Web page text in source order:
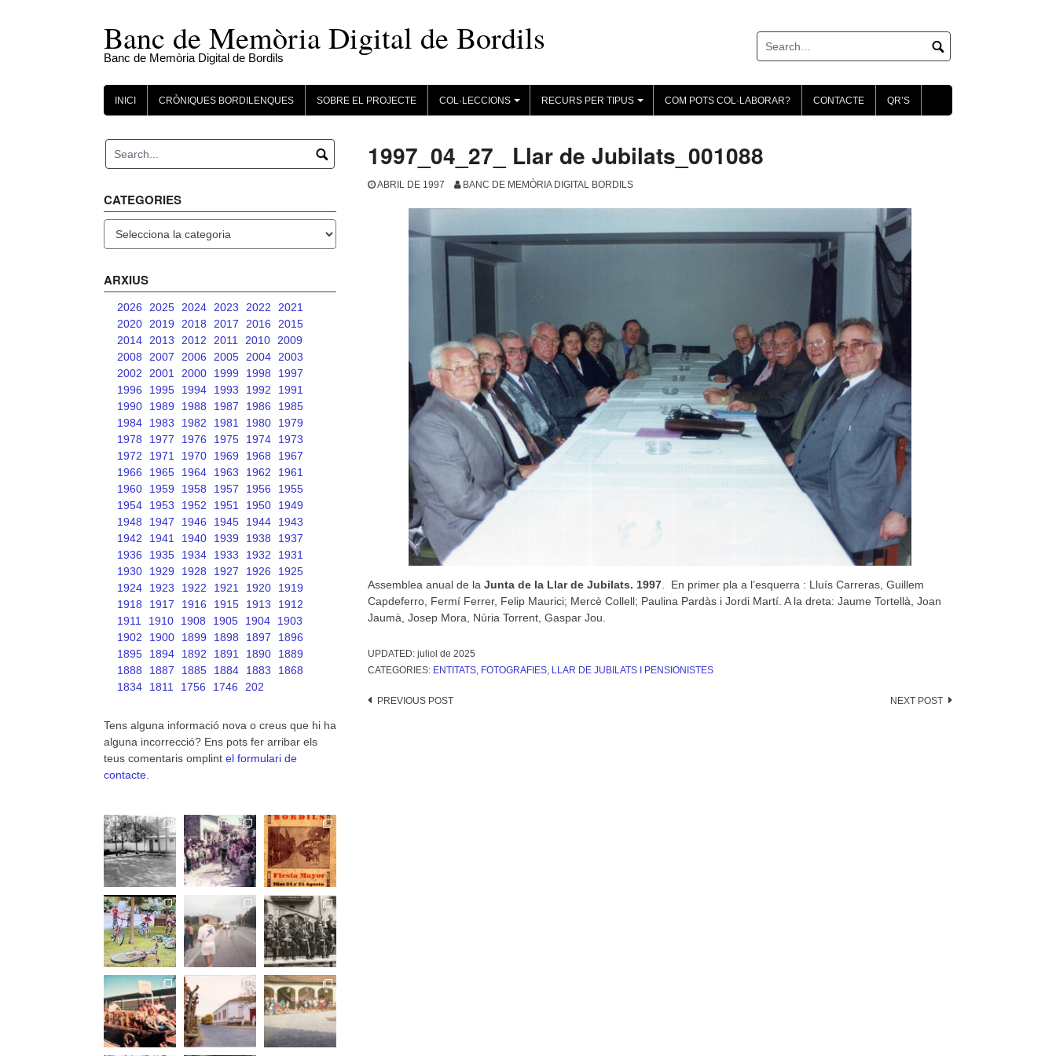
Banc de Memòria Digital de Bordils
Banc de Memòria Digital de Bordils
INICI CRÒNIQUES BORDILENQUES SOBRE EL PROJECTE
+
COL·LECCIONS
+
RECURS PER TIPUS COM POTS COL·LABORAR? CONTACTE QR’S
1997_04_27_ Llar de Jubilats_001088
ABRIL DE 1997 BANC DE MEMÒRIA DIGITAL BORDILS
Assemblea anual de la Junta de la Llar de Jubilats. 1997. En primer pla a l’esquerra : Lluís Carreras, Guillem
Capdeferro, Fermí Ferrer, Felip Maurici; Mercè Collell; Paulina Pardàs i Jordi Martí. A la dreta: Jaume Tortellà, Joan
Jaumà, Josep Mora, Núria Torrent, Gaspar Jou.
UPDATED: juliol de 2025
CATEGORIES: ENTITATS, FOTOGRAFIES, LLAR DE JUBILATS I PENSIONISTES
Post
PREVIOUS POST NEXT POST
CATEGORIES
ARXIUS
2026 2025 2024 2023 2022
2021
2020
2019 2018 2017 2016
2015
2014
2013 2012 2011 2010
2009
2008
2007 2006 2005 2004
2003
2002
2001 2000 1999 1998
1997
1996
1995 1994 1993 1992
1991
1990
1989 1988 1987 1986
1985
1984
1983 1982 1981 1980
1979
1978
1977 1976 1975 1974
1973
1972
1971 1970 1969 1968
1967
1966
1965 1964 1963 1962
1961
1960
1959 1958 1957 1956
1955
1954
1953 1952 1951 1950
1949
1948
1947 1946 1945 1944
1943
1942
1941 1940 1939 1938
1937
1936
1935 1934 1933 1932
1931
1930
1929 1928 1927 1926
1925
1924
1923 1922 1921 1920
1919
1918
1917 1916 1915 1913
1912
1911
1910 1908 1905 1904
1903
1902
1900 1899 1898 1897
1896
1895
1894 1892 1891 1890
1889
1888
1887 1885 1884 1883
1868
1834
1811 1756 1746 202
Tens alguna informació nova o creus que hi ha
alguna incorrecció? Ens pots fer arribar els
teus comentaris omplint el formulari de
contacte